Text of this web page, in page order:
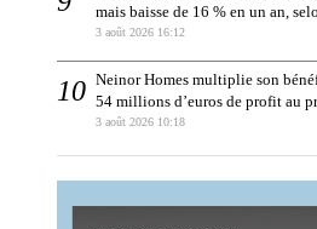
mais baisse de 16 % en un an,
3 août 2026 16:12
Neinor Homes multiplie son
54 millions d’euros de profit au
3 août 2026 10:18